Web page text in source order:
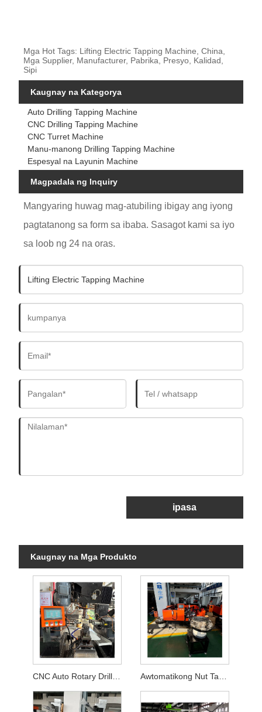
Mga Hot Tags: Lifting Electric Tapping Machine, China,
Mga Supplier, Manufacturer, Pabrika, Presyo, Kalidad,
Sipi
Kaugnay na Kategorya
Auto Drilling Tapping Machine
CNC Drilling Tapping Machine
CNC Turret Machine
Manu-manong Drilling Tapping Machine
Espesyal na Layunin Machine
Magpadala ng Inquiry
Mangyaring huwag mag-atubiling ibigay ang iyong
pagtatanong sa form sa ibaba. Sasagot kami sa iyo
sa loob ng 24 na oras.
ipasa
Kaugnay na Mga Produkto
CNC Auto Rotary Drilling Tapping Machine